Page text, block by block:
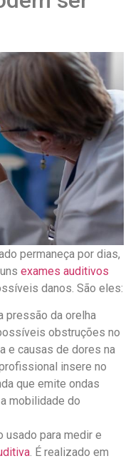
permaneça por dias,
exames auditivos
danos. São eles:
pressão da orelha
obstruções no
e causas de dores na
insere no
que emite ondas
mobilidade do
usado para medir e
. É realizado em